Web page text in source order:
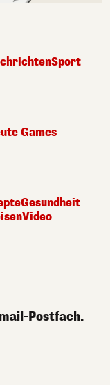
Sport
Games
Gesundheit
Video
Postfach.